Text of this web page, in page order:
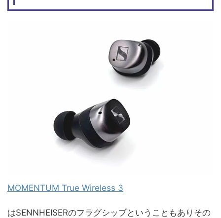
MOMENTUM True Wireless 3
はSENNHEISERのフラグシップということもありその